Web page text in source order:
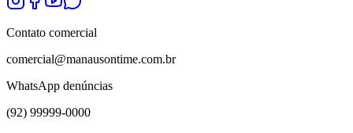
Contato comercial
comercial@manausontime.com.br
WhatsApp denúncias
(92) 99999-0000